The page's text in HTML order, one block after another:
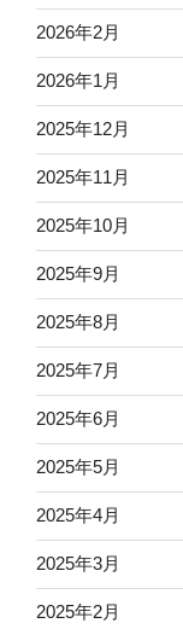
2026年2月
2026年1月
2025年12月
2025年11月
2025年10月
2025年9月
2025年8月
2025年7月
2025年6月
2025年5月
2025年4月
2025年3月
2025年2月